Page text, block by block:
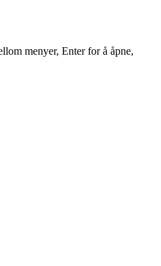
menyer, Enter for å åpne,